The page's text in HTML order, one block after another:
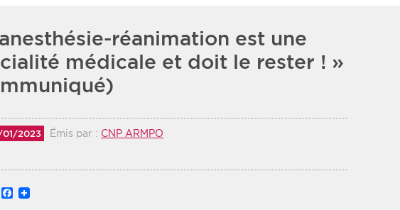
des 10 derniers jours
réanimation est une
médicale et doit le rester ! »
01/2023 Émis par : CNP ARMPO
LinkedInFacebook